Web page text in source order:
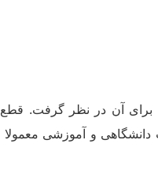
برای آن در نظر گرفت. قطع
و آموزشی معمولا